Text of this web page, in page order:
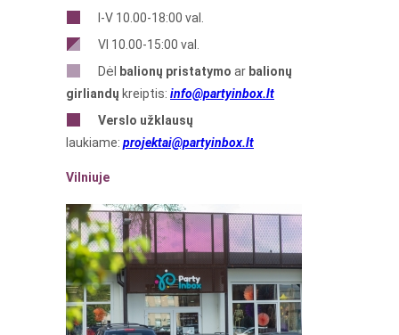
I-V 10.00-18:00 val.
VI 10.00-15:00 val.
Dėl
balionų pristatymo ar balionų
girliandų kreiptis: info@partyinbox.lt
Verslo užklausų
laukiame: projektai@partyinbox.lt
Vilniuje